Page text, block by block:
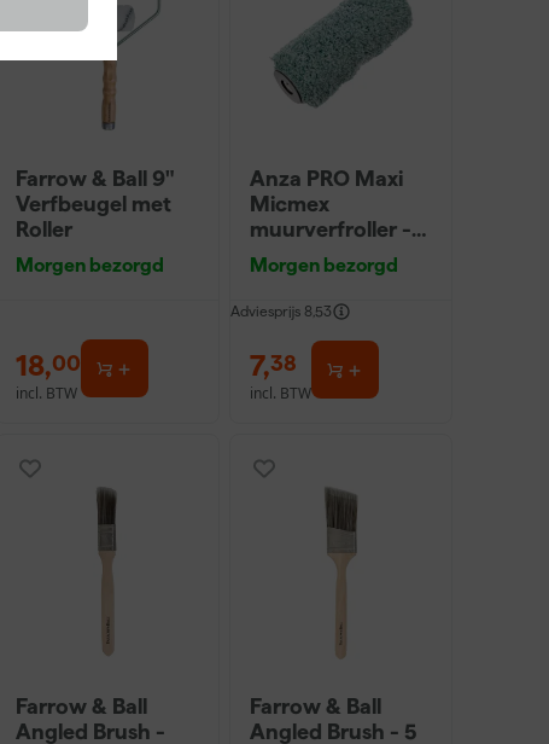
Farrow & Ball 9"
Verfbeugel met
Roller
Morgen bezorgd
18,00
incl. BTW
Anza PRO Maxi
Micmex
muurverfroller -
18cm
Morgen bezorgd
Adviesprijs 8,53
7,38
incl. BTW
Farrow & Ball
Angled Brush -
Farrow & Ball
Angled Brush - 5